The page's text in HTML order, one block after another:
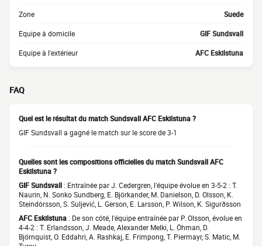
Zone Suede
Equipe à domicile GIF Sundsvall
Equipe à l'extérieur AFC Eskilstuna
FAQ
Quel est le résultat du match Sundsvall AFC Eskilstuna ?
GIF Sundsvall a gagné le match sur le score de 3-1
Quelles sont les compositions officielles du match Sundsvall AFC
Eskilstuna ?
GIF Sundsvall : Entraînée par J. Cedergren, l'équipe évolue en 3-5-2 : T.
Naurin, N. Sonko Sundberg, E. Björkander, M. Danielson, D. Olsson, K.
Steindórsson, S. Suljević, L. Gerson, E. Larsson, P. Wilson, K. Sigurðsson
AFC Eskilstuna : De son côté, l'équipe entraînée par P. Olsson, évolue en
4-4-2 : T. Erlandsson, J. Meade, Alexander Melki, L. Öhman, D.
Björnquist, O. Eddahri, A. Rashkaj, E. Frimpong, T. Piermayr, S. Matic, M.